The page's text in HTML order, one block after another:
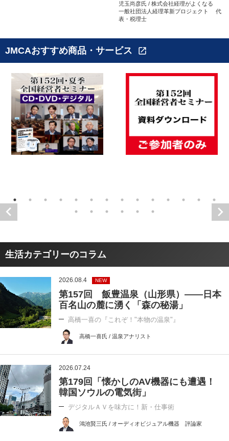
児玉尚彦氏 / 株式会社経理がよくなる
一般社団法人経理革新プロジェクト 代
表・税理士
JMCAおすすめ商品・サービス open_in_new
生活カテゴリーのコラム
2026.08.4 NEW
第157回 飯豊温泉（山形県）――日本
百名山の麓に湧く「森の秘湯」
高橋一喜の『これぞ！"本物の温泉"』
高橋一喜氏 / 温泉アナリスト
2026.07.24
第179回「懐かしのAV機器にも遭遇！
韓国ソウルの電気街」
デジタルＡＶを味方に！新・仕事術
鴻池賢三氏 / オーディオビジュアル機器 評論家